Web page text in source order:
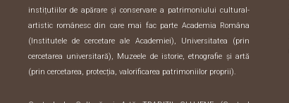
instițutiilor de apărare și conservare a patrimoniului cultural-
artistic românesc din care mai fac parte Academia Româna
(Institutele de cercetare ale Academiei), Universitatea (prin
cercetarea universitară), Muzeele de istorie, etnografie și artă
(prin cercetarea, protecția, valorificarea patrimoniilor proprii).